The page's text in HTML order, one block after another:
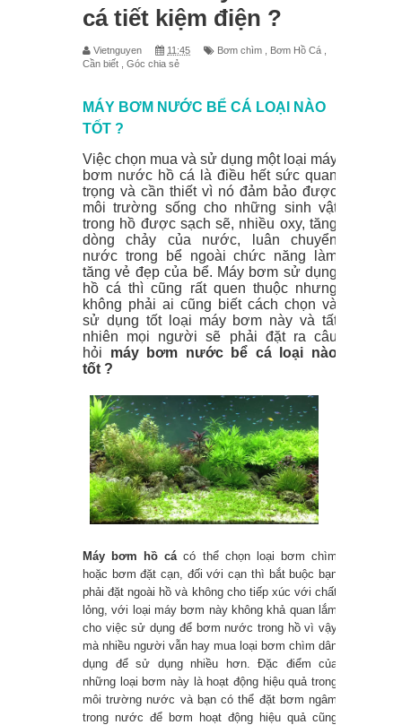
bơm hỏa tiển
Máy bơm nước sử dụng năng lượng
mặt trời
Máy bơm cánh khế là gì ?
Tổng hợp các dòng máy bơm
Surgerflo đang bán tại BƠM NƯỚC
MINI
Cấu tạo và nguyên lý làm việc bơm
Bơm dầu nhớt hút thùng phuy
Hướng dẫn sử dụng timer ( bộ hẹn
giờ tự động)
BƠM NƯỚC MINI cung cấp các Loại
Công Tắc Phao Điện Inox, Van Phao
Điện Inox theo yêu cầu
Rơ le máy bơm tăng áp – cấu tạo và
cách điều chỉnh.
Bơm Nước Mini chuyên: Lắp phun
cá tiết kiệm điện ?
Vietnguyen 11:45 Bơm chìm Bơm Hồ Cá
Cần biết
Góc chia sẻ
MÁY BƠM NƯỚC BỂ CÁ LOẠI NÀO
TỐT ?
Việc chọn mua và sử dụng một loại máy
bơm nước hồ cá là điều hết sức quan
trọng và cần thiết vì nó đảm bảo được
môi trường sống cho những sinh vật
trong hồ được sạch sẽ, nhiều oxy, tăng
dòng chảy của nước, luân chuyển
nước trong bể ngoài chức năng làm
tăng vẻ đẹp của bể. Máy bơm sử dụng
hồ cá thì cũng rất quen thuộc nhưng
không phải ai cũng biết cách chọn và
sử dụng tốt loại máy bơm này và tất
nhiên mọi người sẽ phải đặt ra câu
hỏi máy bơm nước bể cá loại nào
tốt ?
Máy bơm hồ cá có thể chọn loại bơm chìm
hoặc bơm đặt cạn, đối với cạn thì bắt buộc bạn
phải đặt ngoài hồ và không cho tiếp xúc với chất
lỏng, với loại máy bơm này không khả quan lắm
cho việc sử dụng để bơm nước trong hồ vì vậy
mà nhiều người vẫn hay mua loại bơm chìm dân
dụng để sử dụng nhiều hơn. Đặc điểm của
những loại bơm này là hoạt động hiệu quả trong
môi trường nước và bạn có thể đặt bơm ngâm
trong nước để bơm hoạt động hiệu quả cũng